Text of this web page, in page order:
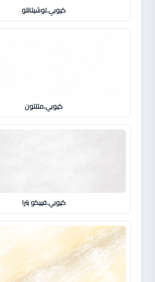
كيوبي.لوشيتانتو
كيوبي.متلتون
كيوبي.فييكو بترا